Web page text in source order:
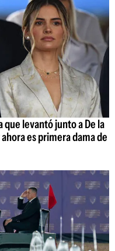
que levantó junto a De la
es primera dama de